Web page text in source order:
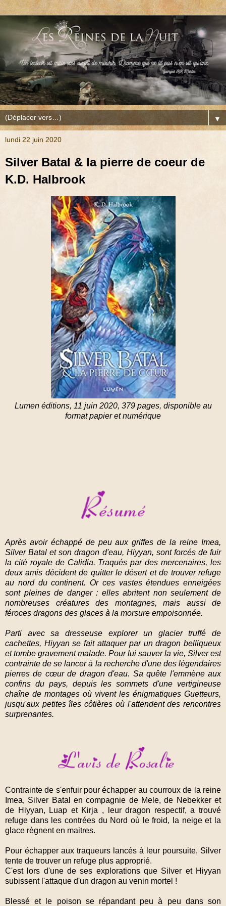
▼
lundi 22 juin 2020
Silver Batal & la pierre de coeur de
K.D. Halbrook
Lumen éditions, 11 juin 2020, 379 pages, disponible au
format papier et numérique
Après avoir échappé de peu aux griffes de la reine Imea,
Silver Batal et son dragon d'eau, Hiyyan, sont forcés de fuir
la cité royale de Calidia. Traqués par des mercenaires, les
deux amis décident de quitter le désert et de trouver refuge
au nord du continent. Or ces vastes étendues enneigées
sont pleines de danger : elles abritent non seulement de
nombreuses créatures des montagnes, mais aussi de
féroces dragons des glaces à la morsure empoisonnée.
Parti avec sa dresseuse explorer un glacier truffé de
cachettes, Hiyyan se fait attaquer par un dragon belliqueux
et tombe gravement malade. Pour lui sauver la vie, Silver est
contrainte de se lancer à la recherche d'une des légendaires
pierres de cœur de dragon d'eau. Sa quête l'emmène aux
confins du pays, depuis les sommets d'une vertigineuse
chaîne de montages où vivent les énigmatiques Guetteurs,
jusqu'aux petites îles côtières où l'attendent des rencontres
surprenantes.
Contrainte de s'enfuir pour échapper au courroux de la reine
Imea, Silver Batal en compagnie de Mele, de Nebekker et
de Hiyyan, Luap et Kirja , leur dragon respectif, a trouvé
refuge dans les contrées du Nord où le froid, la neige et la
glace règnent en maitres.
Pour échapper aux traqueurs lancés à leur poursuite, Silver
tente de trouver un refuge plus approprié.
C'est lors d'une de ses explorations que Silver et Hiyyan
subissent l'attaque d'un dragon au venin mortel !
Blessé et le poison se répandant peu à peu dans son